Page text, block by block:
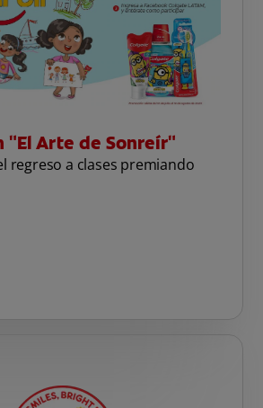
"El Arte de Sonreír"
regreso a clases premiando